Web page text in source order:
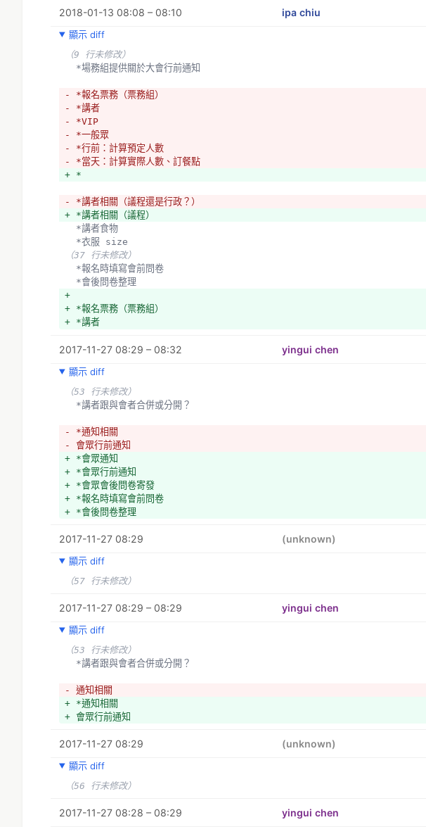
2018-01-13 08:08 – 08:10 ipa chiu
顯示 diff
（9 行未修改）
  *場務組提供關於大會行前通知
- *報名票務（票務組）
- *講者
- *VIP
- *一般眾
- *行前：計算預定人數
- *當天：計算實際人數、訂餐點
+ *
- *講者相關（議程還是行政？）
+ *講者相關（議程）
  *講者食物
  *衣服 size
（37 行未修改）
  *報名時填寫會前問卷
  *會後問卷整理
+
+ *報名票務（票務組）
+ *講者
+ *一般眾
+ *當天：計算實際人數、訂餐點
+ *發行前通知
2017-11-27 08:29 – 08:32 yingui chen
顯示 diff
（53 行未修改）
  *講者跟與會者合併或分開？
- *通知相關
- 會眾行前通知
+ *會眾通知
+ *會眾行前通知
+ *會眾會後問卷寄發
+ *報名時填寫會前問卷
+ *會後問卷整理
2017-11-27 08:29 (unknown)
顯示 diff
（57 行未修改）
2017-11-27 08:29 – 08:29 yingui chen
顯示 diff
（53 行未修改）
  *講者跟與會者合併或分開？
- 通知相關
+ *通知相關
+ 會眾行前通知
2017-11-27 08:29 (unknown)
顯示 diff
（56 行未修改）
2017-11-27 08:28 – 08:29 yingui chen